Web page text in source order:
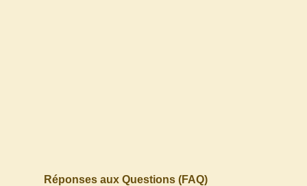
Réponses aux Questions (FAQ)